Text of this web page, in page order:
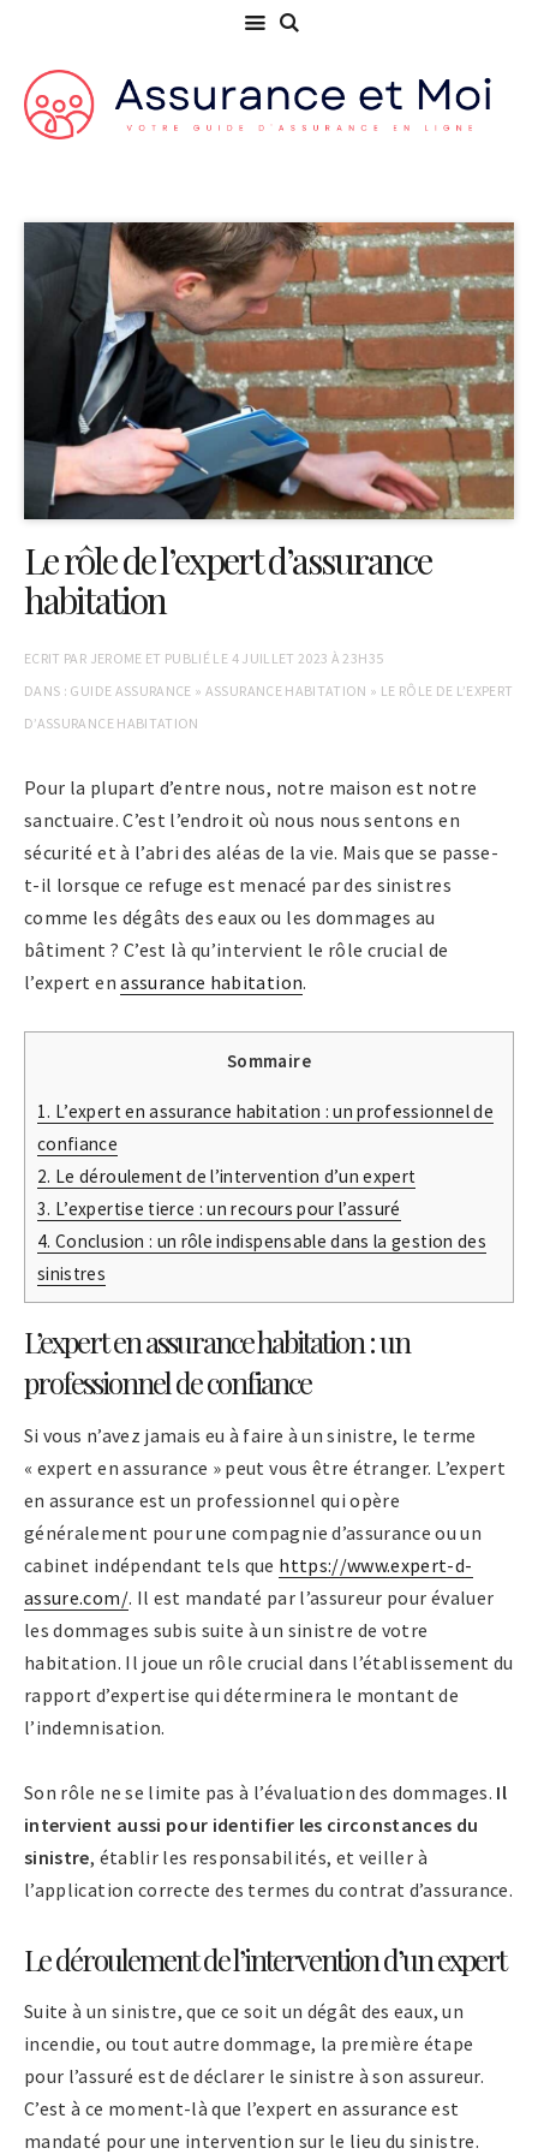
Le rôle de l’expert d’assurance
habitation
ECRIT PAR JEROME ET PUBLIÉ LE 4 JUILLET 2023 À 23H35
DANS : GUIDE ASSURANCE » ASSURANCE HABITATION » LE RÔLE DE L’EXPERT
D’ASSURANCE HABITATION
Pour la plupart d’entre nous, notre maison est notre
sanctuaire. C’est l’endroit où nous nous sentons en
sécurité et à l’abri des aléas de la vie. Mais que se passe-
t-il lorsque ce refuge est menacé par des sinistres
comme les dégâts des eaux ou les dommages au
bâtiment ? C’est là qu’intervient le rôle crucial de
l’expert enassurance habitation.
Sommaire
1. L’expert en assurance habitation : un professionnel de
confiance
2. Le déroulement de l’intervention d’un expert
3. L’expertise tierce : un recours pour l’assuré
4. Conclusion : un rôle indispensable dans la gestion des
sinistres
L’expert en assurance habitation : un
professionnel de confiance
Si vous n’avez jamais eu à faire à un sinistre, le terme
« expert en assurance » peut vous être étranger. L’expert
en assurance est un professionnel qui opère
généralement pour une compagnie d’assurance ou un
cabinet indépendant tels que https://www.expert-d-
assure.com/. Il est mandaté par l’assureur pour évaluer
les dommages subis suite à un sinistre de votre
habitation. Il joue un rôle crucial dans l’établissement du
rapport d’expertise qui déterminera le montant de
l’indemnisation.
Son rôle ne se limite pas à l’évaluation des dommages. Il
intervient aussi pour identifier les circonstances du
sinistre, établir les responsabilités, et veiller à
l’application correcte des termes du contrat d’assurance.
Le déroulement de l’intervention d’un expert
Suite à un sinistre, que ce soit un dégât des eaux, un
incendie, ou tout autre dommage, la première étape
pour l’assuré est de déclarer le sinistre à son assureur.
C’est à ce moment-là que l’expert en assurance est
mandaté pour une intervention sur le lieu du sinistre.